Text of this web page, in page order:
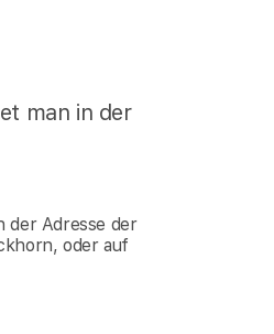
man in der
der Adresse der
oder auf